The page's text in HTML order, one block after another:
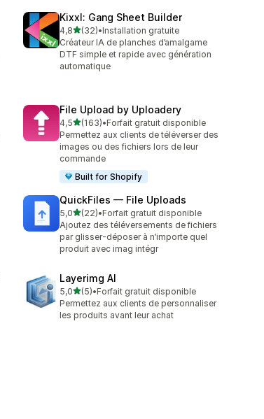
Kixxl: Gang Sheet Builder
4,8étoile(s) sur 5
(32)
32 avis au total
•Installation gratuite
Créateur IA de planches d’amalgame
DTF simple et rapide avec génération
automatique
File Upload by Uploadery
4,5étoile(s) sur 5
(163)
163 avis au total
•Forfait gratuit disponible
Permettez aux clients de téléverser des
images ou des fichiers lors de leur
commande
Built for Shopify
QuickFiles — File Uploads
5,0étoile(s) sur 5
(22)
22 avis au total
•Forfait gratuit disponible
Ajoutez des téléversements de fichiers
par glisser-déposer à n’importe quel
produit avec imag intégr
Layerimg AI
5,0étoile(s) sur 5
(5)
5 avis au total
•Forfait gratuit disponible
Permettez aux clients de personnaliser
les produits avant leur achat